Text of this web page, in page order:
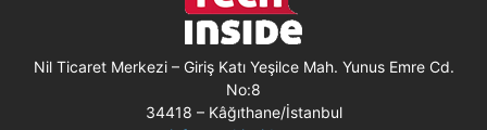
Nil Ticaret Merkezi – Giriş Katı Yeşilce Mah. Yunus Emre Cd.
No:8
34418 – Kâğıthane/İstanbul